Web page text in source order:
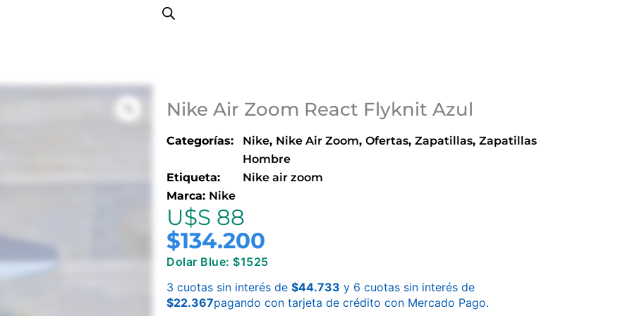
Nike Air Zoom React Flyknit Azul
Categorías: Nike, Nike Air Zoom,Ofertas,Zapatillas,Zapatillas
Hombre
Etiqueta:
Nike air zoom
Marca: Nike
U$S 88
$134.200
Dolar Blue: $1525
3 cuotas sin interés de$44.733 y 6 cuotas sin interés de
$22.367pagando con tarjeta de crédito con Mercado Pago.